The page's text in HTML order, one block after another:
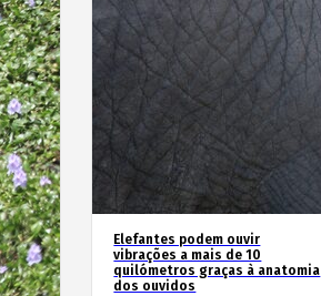
Elefantes podem ouvir
vibrações a mais de 10
quilómetros graças à anatomia
dos ouvidos